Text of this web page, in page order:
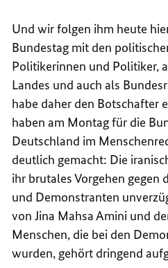
Und wir folgen ihm heute
Bundestag mit den
Politikerinnen und Politiker,
Landes und auch als
habe daher den Botschafter
haben am Montag für die
Deutschland im
deutlich gemacht: Die
ihr brutales Vorgehen gegen
und Demonstranten
von Jina Mahsa Amini und
Menschen, die bei den
wurden, gehört dringend